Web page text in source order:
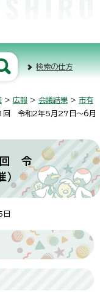
検索の仕方
> 広報 > 会議結果 > 市有
1回 令和2年5月27日～6月
回 令